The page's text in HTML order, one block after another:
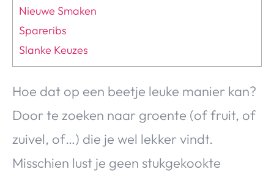
Nieuwe Smaken
Spareribs
Slanke Keuzes
Hoe dat op een beetje leuke manier kan?
Door te zoeken naar groente (of fruit, of
zuivel, of…) die je wel lekker vindt.
Misschien lust je geen stukgekookte